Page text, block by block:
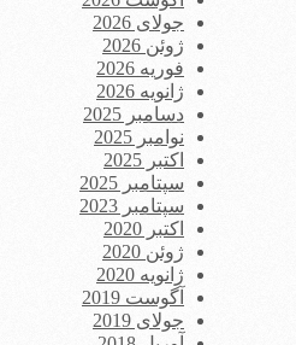
جولای 2026
ژوئن 2026
فوریه 2026
ژانویه 2026
دسامبر 2025
نوامبر 2025
اکتبر 2025
سپتامبر 2025
سپتامبر 2023
اکتبر 2020
ژوئن 2020
ژانویه 2020
آگوست 2019
جولای 2019